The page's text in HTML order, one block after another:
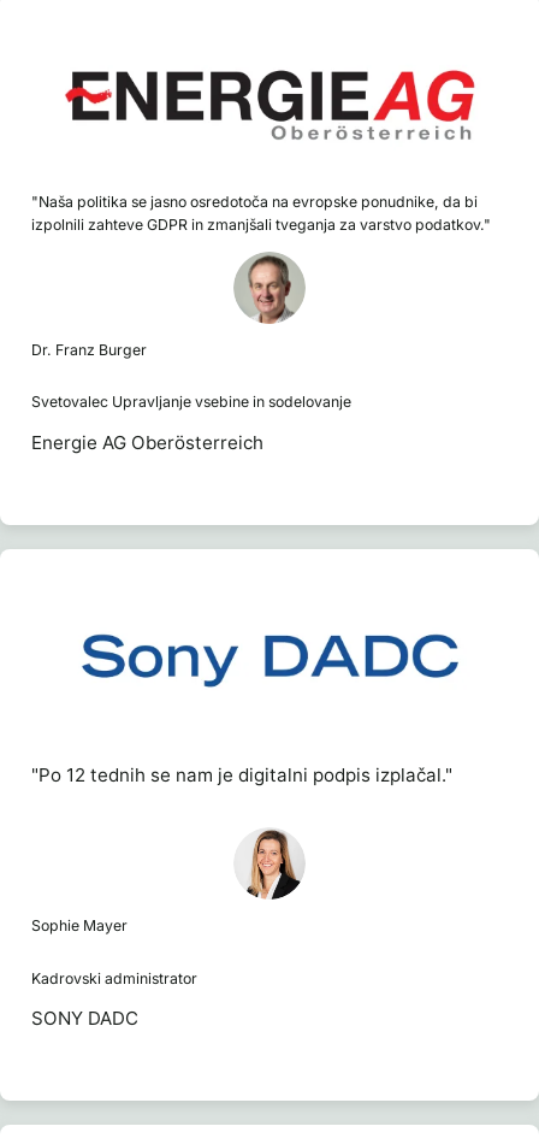
"Naša politika se jasno osredotoča na evropske ponudnike, da bi
izpolnili zahteve GDPR in zmanjšali tveganja za varstvo podatkov."
Dr. Franz Burger
Svetovalec Upravljanje vsebine in sodelovanje
Energie AG Oberösterreich
"Po 12 tednih se nam je digitalni podpis izplačal."
Sophie Mayer
Kadrovski administrator
SONY DADC